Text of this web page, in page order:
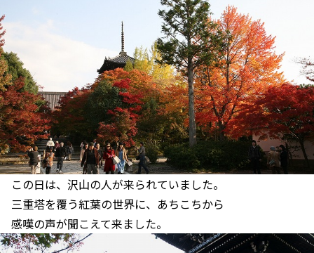
この日は、沢山の人が来られていました。
三重塔を覆う紅葉の世界に、あちこちから
感嘆の声が聞こえて来ました。